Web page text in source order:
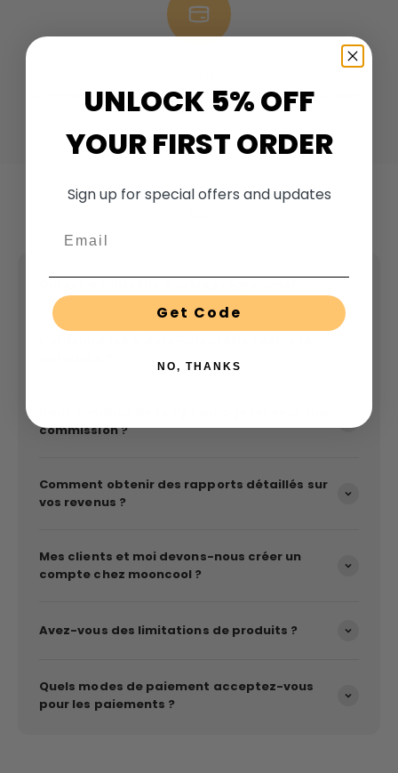
Obtenez jusqu'à 5 % de commissions sur les parrainages
réussis.
commission ?
Comment obtenir des rapports détaillés sur
vos revenus ?
Mes clients et moi devons-nous créer un
compte chez mooncool ?
Avez-vous des limitations de produits ?
Quels modes de paiement acceptez-vous
pour les paiements ?
UNLOCK 5% OFF
YOUR FIRST ORDER
Sign up for special offers and updates
Get Code
NO, THANKS